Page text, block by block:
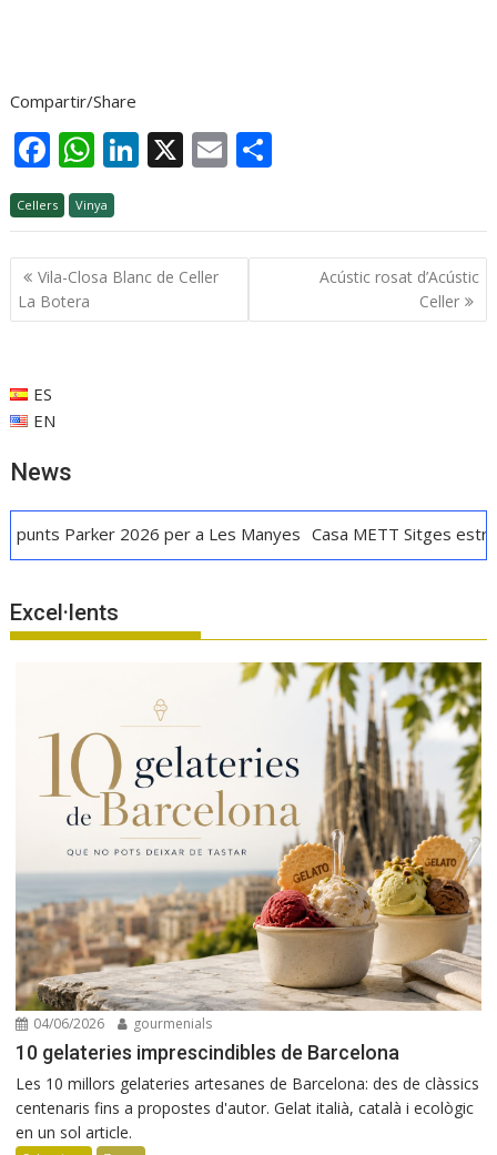
Compartir/Share
F
ac
e
b
o
o
W
h
at
s
A
p
Li
k
e
dI
n
X E
ai
l
m
p
te
Cellers Vinya
Navegació
d'entrades
Vila-Closa Blanc de Celler
La Botera
Acústic rosat d’Acústic
Celler
ES
EN
News
2026 per a Les Manyes Casa METT Sitges estrena
Excel·lents
04/06/2026 gourmenials
10 gelateries imprescindibles de Barcelona
Les 10 millors gelateries artesanes de Barcelona: des de clàssics
centenaris fins a propostes d'autor. Gelat italià, català i ecològic
en un sol article.